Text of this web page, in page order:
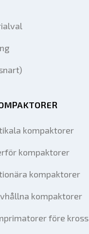
kompaktorer
kompaktorer
kompaktorer
kompaktorer
före kross